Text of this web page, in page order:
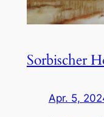
Sorbischer
Apr. 5,